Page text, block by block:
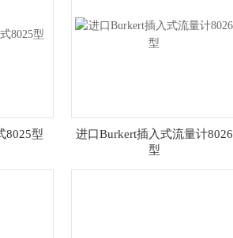
8025型
进口Burkert插入式流量计8026
型